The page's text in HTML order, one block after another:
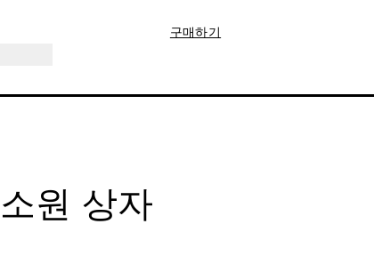
구매하기
원 상자